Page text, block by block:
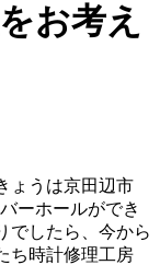
お考え
ょうは京田辺市
ーホールができ
でしたら、今から
ち時計修理工房